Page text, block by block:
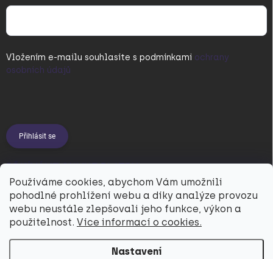
Používáme cookies, abychom Vám umožnili
pohodlné prohlížení webu a díky analýze provozu
webu neustále zlepšovali jeho funkce, výkon a
použitelnost. Více informací o cookies.
Nastavení
Vložením e-mailu souhlasíte s podmínkami ochrany
osobních údajů
Přihlásit se
PŘIJÍMÁME ONLINE PLATBY